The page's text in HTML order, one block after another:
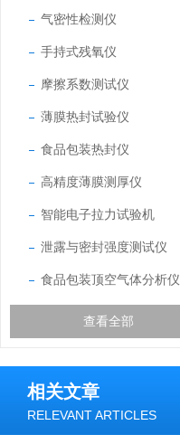
气密性检测仪
手持式残氧仪
摩擦系数测试仪
薄膜热封试验仪
食品包装热封仪
高精度薄膜测厚仪
智能电子拉力试验机
泄露与密封强度测试仪
食品包装顶空气体分析仪
查看全部
相关文章
RELEVANT ARTICLES